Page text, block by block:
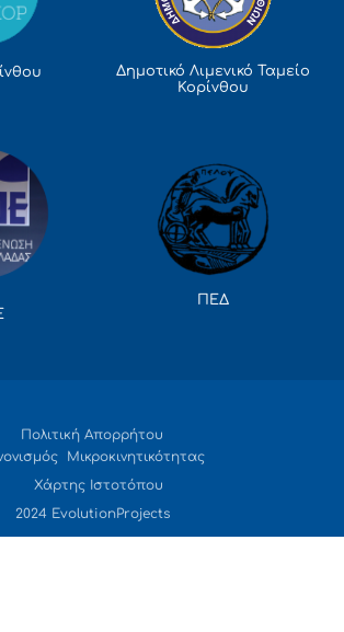
Δημοτικό Λιμενικό Ταμείο
Κορίνθου
ΠΕΔ
Πολιτική Απορρήτου
Μικροκινητικότητας
Χάρτης Ιστοτόπου
2024 EvolutionProjects